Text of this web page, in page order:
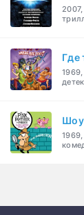
Где
Шоу